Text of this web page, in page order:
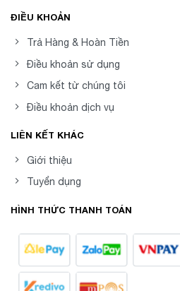
ĐIỀU KHOẢN
Trả Hàng & Hoàn Tiền
Điều khoản sử dụng
Cam kết từ chúng tôi
Điều khoản dịch vụ
LIÊN KẾT KHÁC
Giới thiệu
Tuyển dụng
HÌNH THỨC THANH TOÁN